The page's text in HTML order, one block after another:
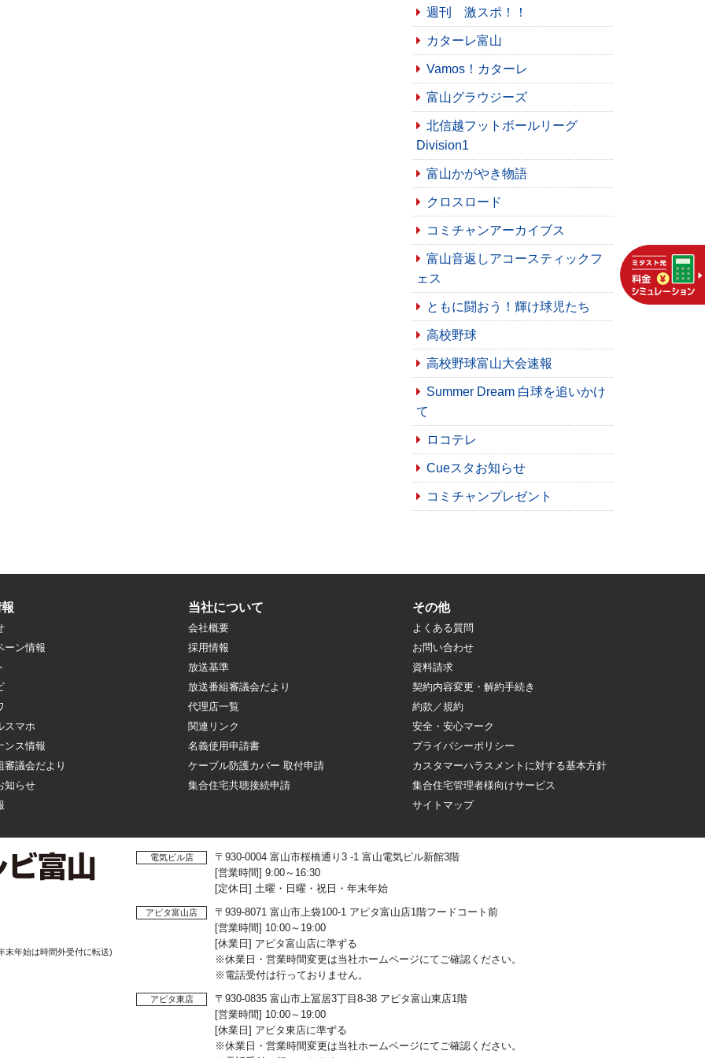
週刊 激スポ！！
カターレ富山
Vamos！カターレ
富山グラウジーズ
北信越フットボールリーグ
Division1
富山かがやき物語
クロスロード
コミチャンアーカイブス
富山音返しアコースティックフ
ェス
ともに闘おう！輝け球児たち
高校野球
高校野球富山大会速報
Summer Dream 白球を追いかけ
て
ロコテレ
Cueスタお知らせ
コミチャンプレゼント
ーン情報
スマホ
ンス情報
審議会だより
知らせ
当社について
会社概要
採用情報
放送基準
放送番組審議会だより
代理店一覧
関連リンク
名義使用申請書
ケーブル防護カバー 取付申請
集合住宅共聴接続申請
その他
よくある質問
お問い合わせ
資料請求
契約内容変更・解約手続き
約款／規約
安全・安心マーク
プライバシーポリシー
カスタマーハラスメントに対する基本方針
集合住宅管理者様向けサービス
サイトマップ
末年始は時間外受付に転送)
電気ビル店
〒930-0004 富山市桜橋通り3 -1 富山電気ビル新館3階
[営業時間] 9:00～16:30
[定休日] 土曜・日曜・祝日・年末年始
アピタ富山店
〒939-8071 富山市上袋100-1 アピタ富山店1階フードコート前
[営業時間] 10:00～19:00
[休業日] アピタ富山店に準ずる
※休業日・営業時間変更は当社ホームページにてご確認ください。
※電話受付は行っておりません。
アピタ東店
〒930-0835 富山市上冨居3丁目8-38 アピタ富山東店1階
[営業時間] 10:00～19:00
[休業日] アピタ東店に準ずる
※休業日・営業時間変更は当社ホームページにてご確認ください。